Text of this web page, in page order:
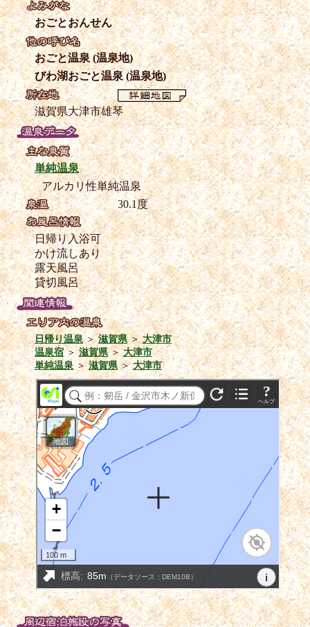
おごとおんせん
おごと温泉 (温泉地)
びわ湖おごと温泉 (温泉地)
滋賀県大津市雄琴
単純温泉
アルカリ性単純温泉
30.1度
日帰り入浴可
かけ流しあり
露天風呂
貸切風呂
日帰り温泉＞滋賀県＞大津市
温泉宿＞滋賀県＞大津市
単純温泉＞滋賀県＞大津市